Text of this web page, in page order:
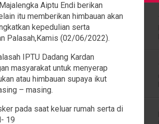
Aiptu Endi berikan
itu memberikan himbauan akan
kepedulian serta
Palasah,Kamis (02/06/2022).
IPTU Dadang Kardan
masyarakat untuk menyerap
atau himbauan supaya ikut
– masing.
pada saat keluar rumah serta di
19